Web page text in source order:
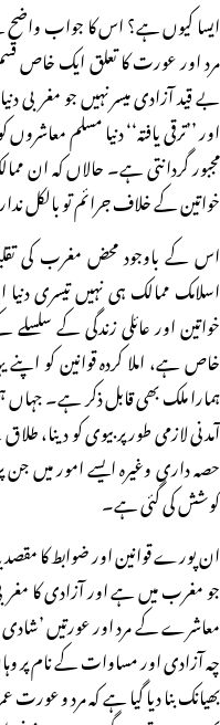
ایسا کیوں ہے؟ اس کا جواب واضح
مرد اور عورت کا تعلق ایک خاص
بے قید آزادی میسر نہیں جو
اور ’’ترقی یافتہ‘‘ دنیا مسلم
مجبور گردانتی ہے۔ حالاں کہ ان
خواتین کے خلاف جرائم تو بالکل
اس کے باوجود محض مغرب کی
اسلامک ممالک ہی نہیں تیسری
خواتین اور عائلی زندگی کے
خاص ہے، املا کردہ قوانین کو
ہمارا ملک بھی قابل ذکر ہے۔
آمدنی لازمی طور پر بیوی کو دینا،
حصہ داری وغیرہ ایسے امور میں جن
کوشش کی گئی ہے۔
ان پورے قوانین اور ضوابط کا مقصد
جو مغرب میں ہے اور آزادی کا
معاشرے کے مرد اور عورتیں
چہ آزادی اور مساوات کے نام پر
بھیانک بنا دیا گیا ہے کہ مرد و